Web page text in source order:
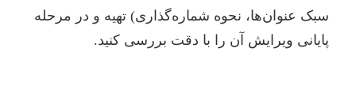
سبک عنوان‌ها، نحوه شماره‌گذاری) تهیه و در مرحله
پایانی ویرایش آن را با دقت بررسی کنید.